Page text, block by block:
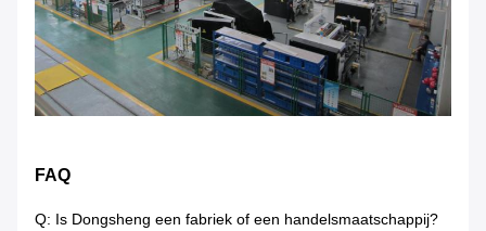
FAQ
Q: Is Dongsheng een fabriek of een handelsmaatschappij?